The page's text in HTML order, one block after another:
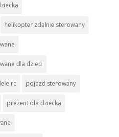
helikopter zdalnie sterowany
dla dzieci
rc pojazd sterowany
prezent dla dziecka